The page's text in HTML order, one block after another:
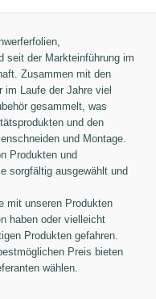
seit der Markteinführung im
Zusammen mit den
im Laufe der Jahre viel
gesammelt, was
und den
und Montage.
Produkten und
sorgfältig ausgewählt und
mit unseren Produkten
haben oder vielleicht
Produkten gefahren.
Preis bieten
wählen.